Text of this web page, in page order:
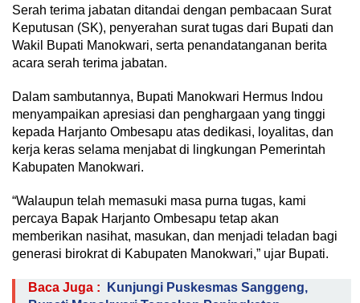
Serah terima jabatan ditandai dengan pembacaan Surat
Keputusan (SK), penyerahan surat tugas dari Bupati dan
Wakil Bupati Manokwari, serta penandatanganan berita
acara serah terima jabatan.
Dalam sambutannya, Bupati Manokwari Hermus Indou
menyampaikan apresiasi dan penghargaan yang tinggi
kepada Harjanto Ombesapu atas dedikasi, loyalitas, dan
kerja keras selama menjabat di lingkungan Pemerintah
Kabupaten Manokwari.
“Walaupun telah memasuki masa purna tugas, kami
percaya Bapak Harjanto Ombesapu tetap akan
memberikan nasihat, masukan, dan menjadi teladan bagi
generasi birokrat di Kabupaten Manokwari,” ujar Bupati.
Baca Juga :
Kunjungi Puskesmas Sanggeng,